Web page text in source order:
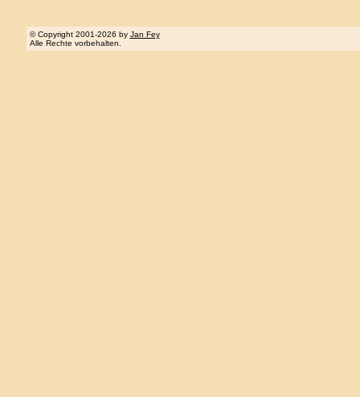
© Copyright 2001-2026 by Jan Fey
Alle Rechte vorbehalten.